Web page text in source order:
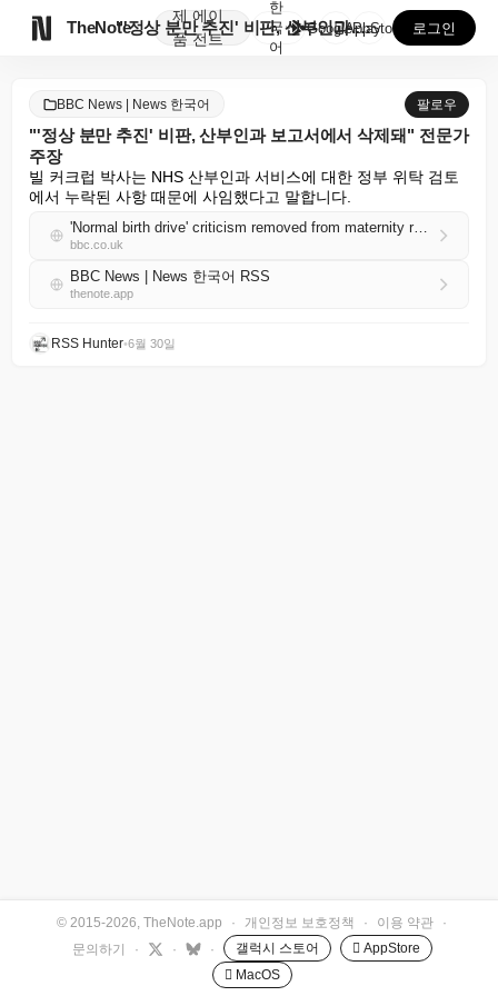
TheNote
제
품
에이
전트
"'정상 분만 추진' 비판, 산부인과 보고서에서 삭제돼...
한
국
어
GooglePlay
AppStore 로그인
BBC News | News 한국어 팔로우
"'정상 분만 추진' 비판, 산부인과 보고서에서 삭제돼" 전문가
주장
빌 커크럽 박사는 NHS 산부인과 서비스에 대한 정부 위탁 검토
에서 누락된 사항 때문에 사임했다고 말합니다.
'Normal birth drive' criticism removed from maternity report, expert claims
bbc.co.uk
BBC News | News 한국어 RSS
thenote.app
RSS Hunter•6월 30일
© 2015-2026, TheNote.app · 개인정보 보호정책 · 이용 약관
·
문의하기
· · · 갤럭시 스토어
 AppStore
 MacOS